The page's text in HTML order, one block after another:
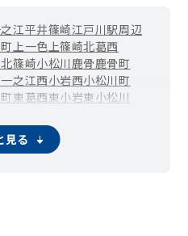
江平井篠崎江戸川駅周辺
上一色上篠崎北葛西
北篠崎小松川鹿骨鹿骨町
之江西小岩西小松川町
東葛西東小岩東小松川
崎町谷河内
）河内
見る